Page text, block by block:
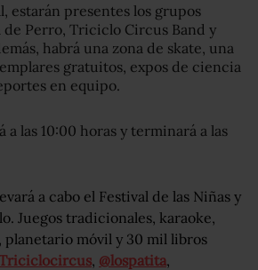
estarán presentes los grupos
de Perro, Triciclo Circus Band y
habrá una zona de skate, una
gratuitos, expos de ciencia
en equipo.
a las 10:00 horas y terminará a las
a cabo el Festival de las Niñas y
Juegos tradicionales, karaoke,
móvil y 30 mil libros
@lospatita